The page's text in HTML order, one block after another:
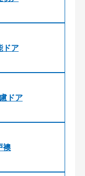
ドア
ドア
襖